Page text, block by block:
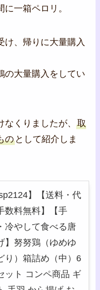
一箱ペロリ。
け、帰りに大量購入
の大量購入をしてい
なくりましたが、取
の として紹介しま
】【送料・代
数料無料】【手
冷やして食べる唐
】努努鶏（ゆめゆ
り）箱詰め（中）6
ット コンペ商品 ギ